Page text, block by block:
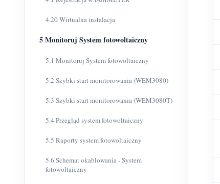
4.20 Wirtualna instalacja
5 Monitoruj System fotowoltaiczny
5.1 Monitoruj System fotowoltaiczny
5.2 Szybki start monitorowania (WEM3080)
5.3 Szybki start monitorowania (WEM3080T)
5.4 Przegląd system fotowoltaiczny
5.5 Raporty system fotowoltaiczny
5.6 Schemat okablowania - System
fotowoltaiczny